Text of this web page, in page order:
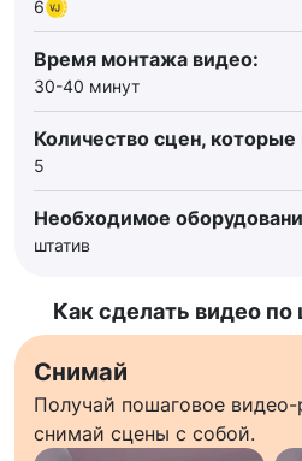
6
Время монтажа видео:
30-40 минут
Количество сцен,
5
Необходимое
штатив
Как сделать видео по
Снимай
Получай пошаговое
снимай сцены с собой.